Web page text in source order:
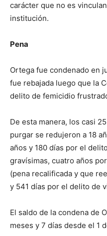
carácter que no es
institución.
Pena
Ortega fue condenado en
fue rebajada luego que la
delito de femicidio
De esta manera, los casi
purgar se redujeron a 18
años y 180 días por el
gravísimas, cuatro años
(pena recalificada y que
y 541 días por el delito de
El saldo de la condena de
meses y 7 días desde el 1